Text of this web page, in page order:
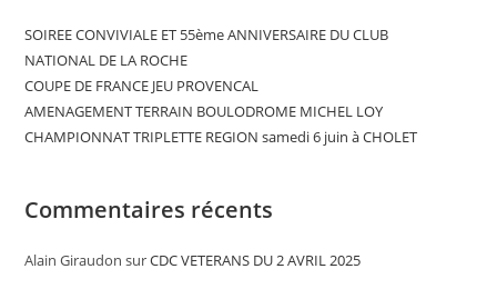
SOIREE CONVIVIALE ET 55ème ANNIVERSAIRE DU CLUB
NATIONAL DE LA ROCHE
COUPE DE FRANCE JEU PROVENCAL
AMENAGEMENT TERRAIN BOULODROME MICHEL LOY
CHAMPIONNAT TRIPLETTE REGION samedi 6 juin à CHOLET
Commentaires récents
Alain Giraudon surCDC VETERANS DU 2 AVRIL 2025